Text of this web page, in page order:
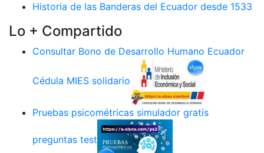
Historia de las Banderas del Ecuador desde 1533
Lo + Compartido
Consultar Bono de Desarrollo Humano Ecuador
Cédula MIES solidario
Pruebas psicométricas simulador gratis
preguntas test